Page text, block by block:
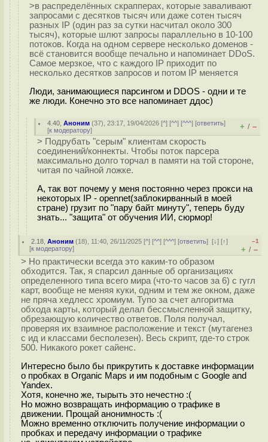
>в распределённых скрапперах, которые заваливают
запросами с десятков тысяч или даже сотен тысяч
разных IP (один раз за сутки насчитал около 300
тысяч), которые шлют запросы параллельно в 10-100
потоков. Когда на одном сервере несколько доменов -
всё становится вообще печально и напоминает DDoS.
Самое мерзкое, что с каждого IP приходит по
несколько десятков запросов и потом IP меняется
Люди, занимающиеся парсингом и DDOS - одни и те
же люди. Конечно это все напоминает ддос)
4.40 ,Аноним (37), 23:17, 19/04/2026 [^] [^^] [^^^] [ответить]
[к модератору] + / –
> Подрубать "серым" клиентам скорость
соединений/коннекты. Чтобы поток парсера
максимально долго торчал в памяти на той стороне,
читая по чайной ложке.
А, так вот почему у меня постоянно через прокси на
некоторых IP - opennet(заблокирванный в моей
стране) грузит по "пару байт минуту", теперь буду
знать... "защита" от обучения ИИ, сюрмор!
2.18 ,Аноним (18), 11:40, 26/11/2025 [^] [^^] [^^^] [ответить][↓] [↑]
[к модератору]
–1
+ / –
> Но практически всегда это каким-то образом
обходится. Так, я спарсил данные об организациях
определенного типа всего мира (что-то часов за 6) с гугл
карт, вообще не меняя куки, одним и тем же окном, даже
не пряча хедлесс хромиум. Тупо за счет алгоритма
обхода карты, который делал бессмысленной защитку,
обрезающую количество ответов. Поля получал,
проверяя их взаимное расположение и текст (мутагенез
с ид и классами бесполезен). Весь скрипт, где-то строк
500. Никакого рокет сайенс.
Интересно было бы прикрутить к доставке информации
о пробках в Organic Maps и им подобным с Google and
Yandex.
Хотя, конечно же, тырыть это нечестно :(
Но можно возвращать информацию о трафике в
движении. Прощай анонимность :(
Можно временно отключить получение информации о
пробках и передачу информации о трафике